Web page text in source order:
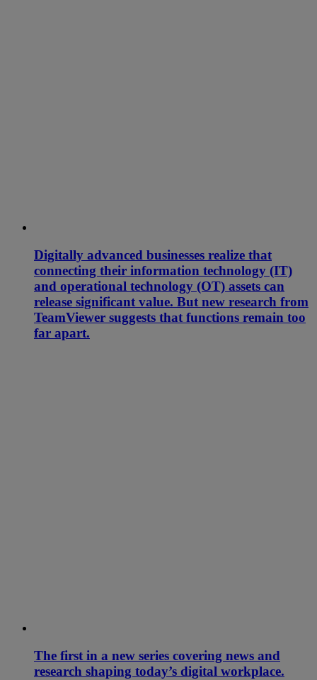
Digitally advanced businesses realize that
connecting their information technology (IT)
and operational technology (OT) assets can
release significant value. But new research from
TeamViewer suggests that functions remain too
far apart.
The first in a new series covering news and
research shaping today’s digital workplace.